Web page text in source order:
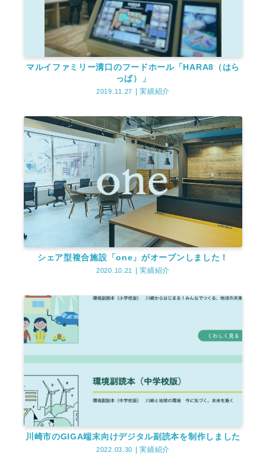
マルイファミリー溝口のフードホール「HARA8（はら
っぱ）」
2019.11.27 実績紹介
シェア型複合施設「one」がオープンしました！
2020.10.21 実績紹介
川崎市のGIGA端末向けデジタル副読本を制作しました
2022.03.30 実績紹介